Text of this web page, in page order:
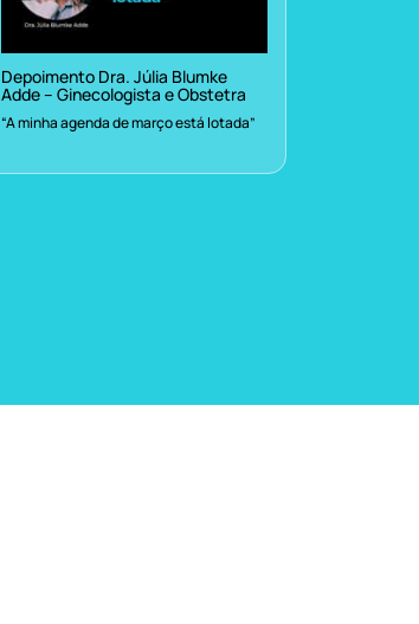
Depoimento Dra. Júlia Blumke
Adde – Ginecologista e Obstetra
“A minha agenda de março está lotada”